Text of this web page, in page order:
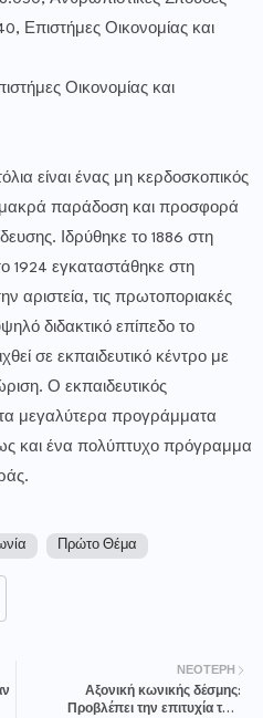
Επιστήμες Οικονομίας και
Οικονομίας και
είναι ένας μη κερδοσκοπικός
μακρά παράδοση και προσφορά
Ιδρύθηκε το 1886 στη
1924 εγκαταστάθηκε στη
αριστεία, τις πρωτοποριακές
διδακτικό επίπεδο το
σε εκπαιδευτικό κέντρο με
Ο εκπαιδευτικός
μεγαλύτερα προγράμματα
και ένα πολύπτυχο πρόγραμμα
Πρώτο Θέμα
ΝΕΌΤΕΡΗ
Αξονική κωνικής δέσμης:
Προβλέπει την επιτυχία των